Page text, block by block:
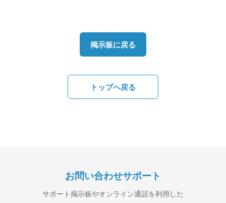
掲示板に戻る
トップへ戻る
お問い合わせサポート
サポート掲示板やオンライン通話を利用した